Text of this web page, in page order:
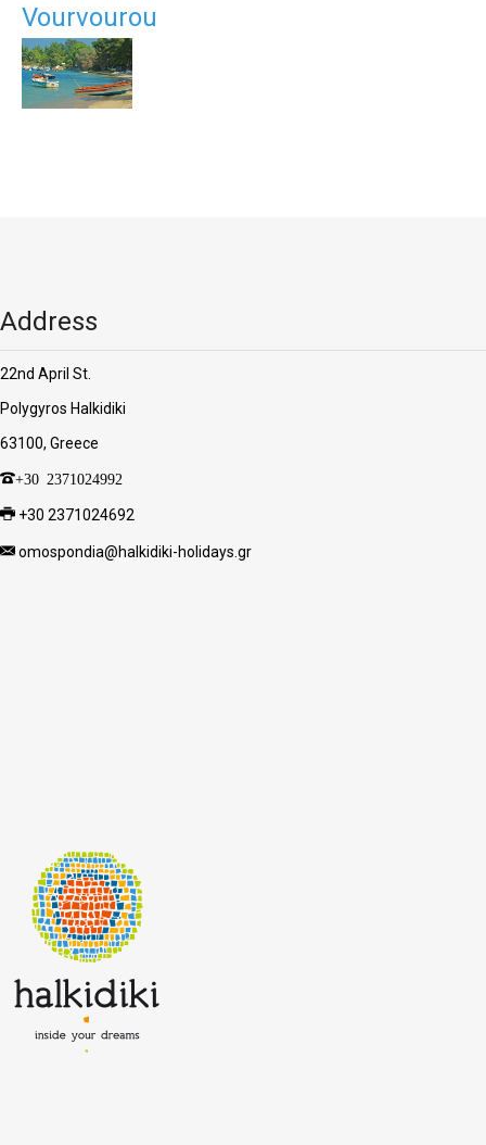
Vourvourou
Address
22nd April St.
Polygyros Halkidiki
63100, Greece
+30 2371024992
+30 2371024692
omospondia@halkidiki-holidays.gr